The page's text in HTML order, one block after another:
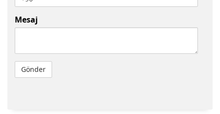
Mesaj